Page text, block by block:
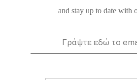
and stay up to date with